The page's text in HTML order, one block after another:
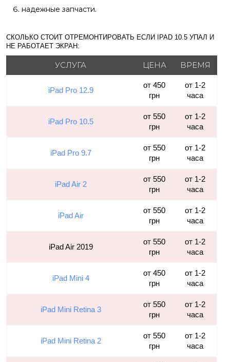
надежные запчасти.
СКОЛЬКО СТОИТ ОТРЕМОНТИРОВАТЬ ЕСЛИ IPAD 10.5 УПАЛ И
НЕ РАБОТАЕТ ЭКРАН:
УСЛУГА ЦЕНА ВРЕМЯ
iPad Pro 12.9
от 450
грн
от 1-2
часа
iPad Pro 10.5
от 550
грн
от 1-2
часа
iPad Pro 9.7
от 550
грн
от 1-2
часа
iPad Air 2
от 550
грн
от 1-2
часа
iPad Air
от 550
грн
от 1-2
часа
iPad Air 2019
от 550
грн
от 1-2
часа
iPad Mini 4
от 450
грн
от 1-2
часа
iPad Mini Retina 3
от 550
грн
от 1-2
часа
iPad Mini Retina 2
от 550
грн
от 1-2
часа